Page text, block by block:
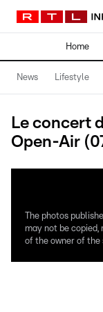
Home
News Lifestyle
Le concert
Open-Air
The photos
may not be
of the owner of the